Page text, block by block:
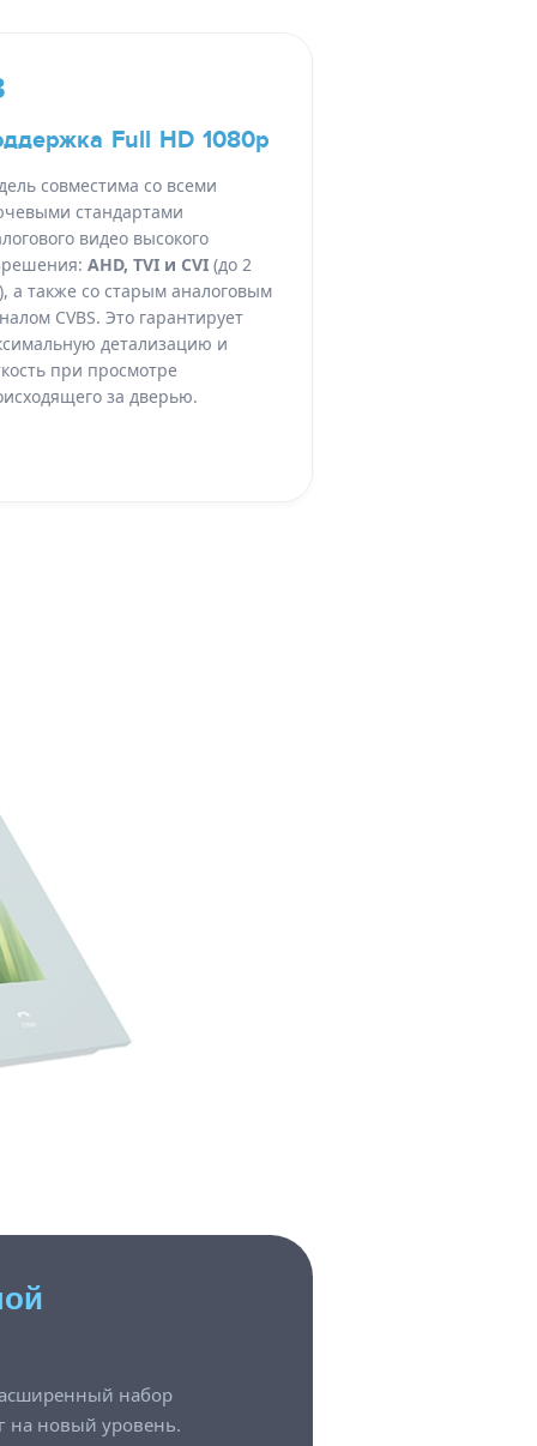
Full HD 1080p
совместима со всеми
стандартами
видео высокого
AHD, TVI и CVI (до 2
а также со старым аналоговым
CVBS. Это гарантирует
детализацию и
при просмотре
за дверью.
набор
на новый уровень.